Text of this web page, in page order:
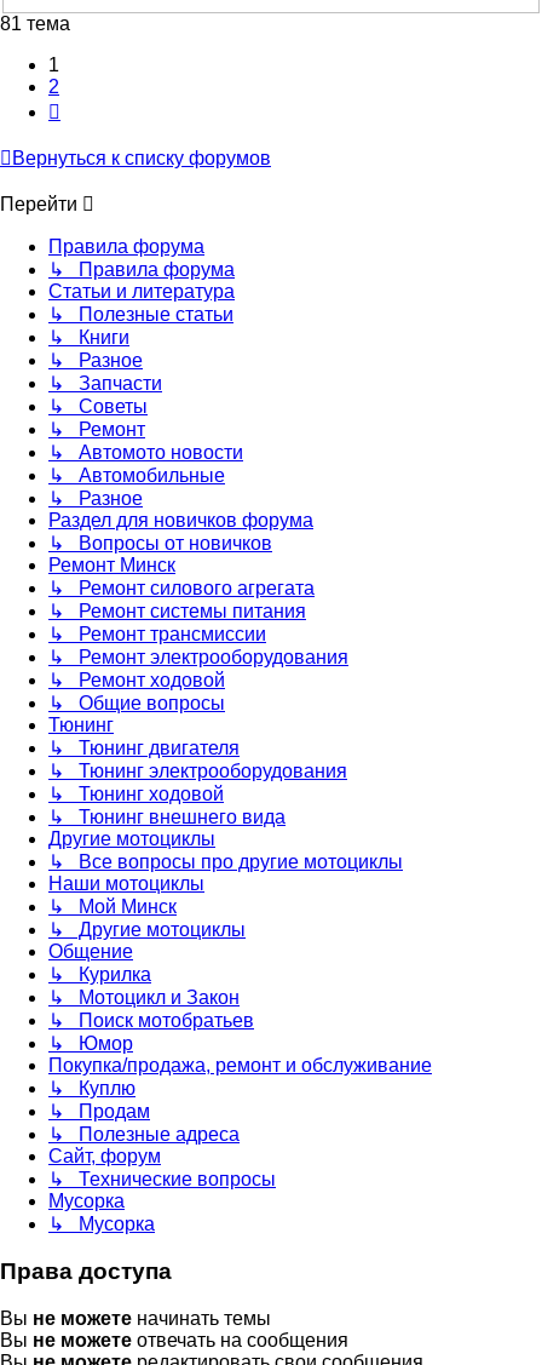
81 тема
1
2
Вернуться к списку форумов
Перейти
Правила форума
↳ Правила форума
Статьи и литература
↳ Полезные статьи
↳ Книги
↳ Разное
↳ Запчасти
↳ Советы
↳ Ремонт
↳ Автомото новости
↳ Автомобильные
↳ Разное
Раздел для новичков форума
↳ Вопросы от новичков
Ремонт Минск
↳ Ремонт силового агрегата
↳ Ремонт системы питания
↳ Ремонт трансмиссии
↳ Ремонт электрооборудования
↳ Ремонт ходовой
↳ Общие вопросы
Тюнинг
↳ Тюнинг двигателя
↳ Тюнинг электрооборудования
↳ Тюнинг ходовой
↳ Тюнинг внешнего вида
Другие мотоциклы
↳ Все вопросы про другие мотоциклы
Наши мотоциклы
↳ Мой Минск
↳ Другие мотоциклы
Общение
↳ Курилка
↳ Мотоцикл и Закон
↳ Поиск мотобратьев
↳ Юмор
Покупка/продажа, ремонт и обслуживание
↳ Куплю
↳ Продам
↳ Полезные адреса
Сайт, форум
↳ Технические вопросы
Мусорка
↳ Мусорка
Права доступа
Вы не можете начинать темы
Вы не можете отвечать на сообщения